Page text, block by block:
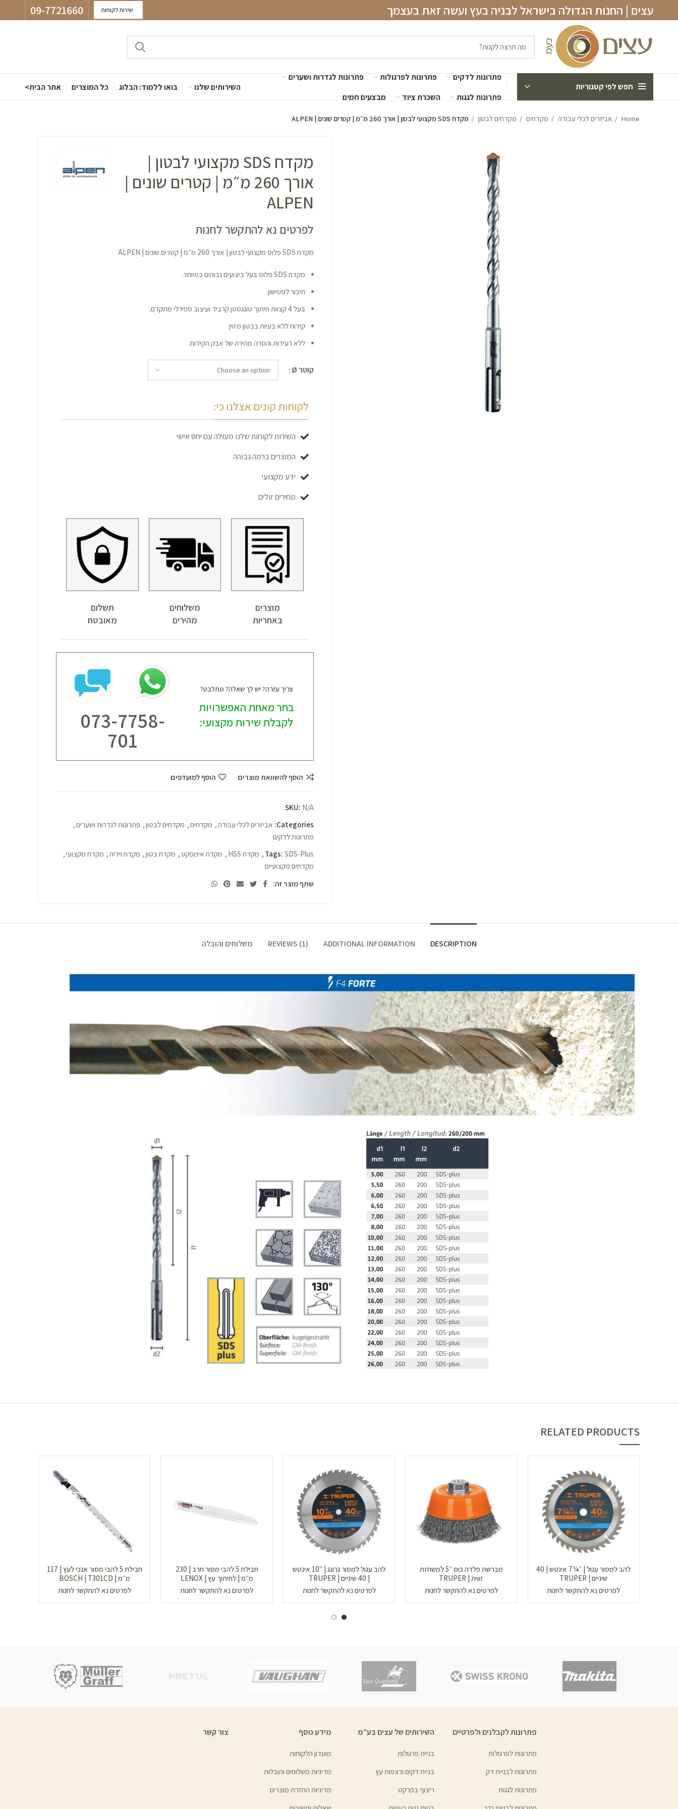
עצים | החנות הגדולה בישראל לבניה בעץ ועשה זאת בעצמך שירות לקוחות 09-7721660
חפש לפי קטגוריות
פתרונות לדקים פתרונות לפרגולות
פתרונות לגדרות ושערים
פתרונות לגגות
השכרת ציוד מבצעים חמים
השירותים שלנו בואו ללמוד: הבלוג כל המוצרים אתר הבית>
Home אביזרים לכלי עבודה מקדחים מקדחים לבטון מקדח SDS מקצועי לבטון | אורך 260 מ״מ | קטרים שונים | ALPEN
מקדח SDS מקצועי לבטון |
אורך 260 מ״מ | קטרים שונים |
ALPEN
לפרטים נא להתקשר לחנות
מקדח SDS פלוס מקצועי לבטון | אורך 260 מ״מ | קטרים שונים | ALPEN
מקדח SDS פלוס בעל ביצועים גבוהים במיוחד.
חיבור לפטישון.
בעל 4 קצוות חיתוך טונגסטן קרביד ועיצוב ספירלי מתקדם.
קידוח ללא בעיות בבטון מזוין
ללא רעידות והסרה מהירה של אבק הקידוח.
קוטר Ø
לקוחות קונים אצלנו כי:
השירות לקוחות שלנו מעולה עם יחס אישי
המוצרים ברמה גבוהה
ידע מקצועי
מחירים זולים
מוצרים
באחריות
משלוחים
מהירים
תשלום
מאובטח
צריך עזרה? יש לך שאלה? מתלבט?
בחר מאחת האפשרויות
לקבלת שירות מקצועי:
073-7758-
701
הוסף להשוואת מוצרים הוסף למועדפים
SKU: N/A
Categories: אביזרים לכלי עבודה, מקדחים, מקדחים לבטון, פתרונות לגדרות ושערים,
פתרונות לדקים
Tags: SDS-Plus
, מקדח HSS , מקדח אימפקט , מקדח בטון, מקדח וידיה, מקדח מקצועי,
מקדחים מקצועיים
שתף מוצר זה:
DESCRIPTION
ADDITIONAL INFORMATION
REVIEWS (1) משלוחים והובלה
RELATED PRODUCTS
להב למסור עגול | ״¼7 אינטש | 40
שיניים | TRUPER
לפרטים נא להתקשר לחנות
מברשת פלדה כוס ״5 למשחזת
זווית | TRUPER
לפרטים נא להתקשר לחנות
להב עגול למסור גרונג | ״10 אינטש
| 40 שיניים | TRUPER
לפרטים נא להתקשר לחנות
חבילת 5 להבי מסור חרב | 230
מ״מ | לחיתוך עץ | LENOX
לפרטים נא להתקשר לחנות
חבילת 5 להבי מסור אנכי לעץ | 117
מ״מ | BOSCH | T301CD
לפרטים נא להתקשר לחנות
פתרונות לקבלנים ולפרטיים
פתרונות לפרגולות
פתרונות לבניית דק
פתרונות לגגות
השירותים של עצים בע”מ
בניית פרגולות
בניית דקים ורצפות עץ
ריצוף בפרקט
מידע נוסף
מועדון הלקוחות
מדיניות משלוחים והובלות
מדיניות החזרת מוצרים
צור קשר